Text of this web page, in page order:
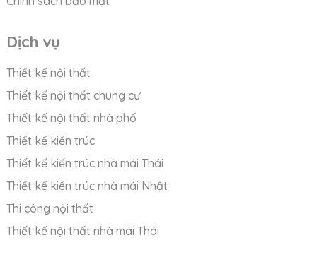
Dịch vụ
Thiết kế nội thất
Thiết kế nội thất chung cư
Thiết kế nội thất nhà phố
Thiết kế kiến trúc
Thiết kế kiến trúc nhà mái Thái
Thiết kế kiến trúc nhà mái Nhật
Thi công nội thất
Thiết kế nội thất nhà mái Thái